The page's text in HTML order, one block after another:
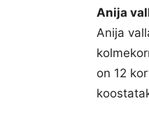
Anija
Anija
on 12